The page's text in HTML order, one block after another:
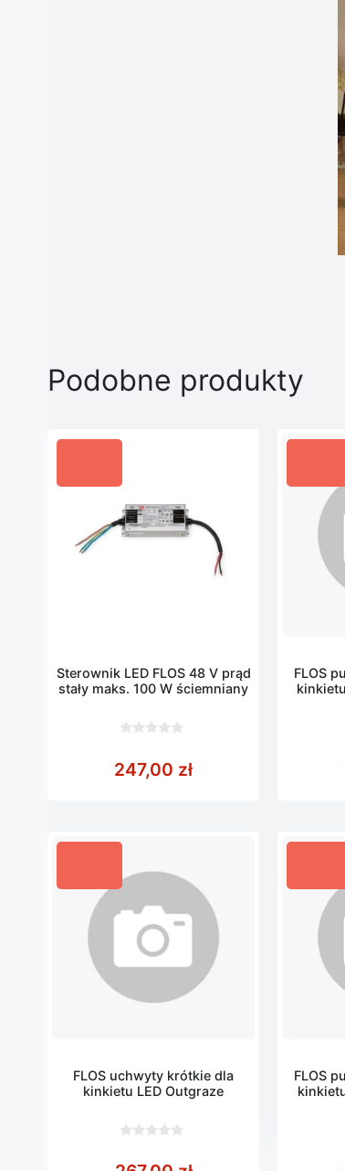
Podobne produkty
Sterownik LED FLOS 48 V prąd
stały maks. 100 W ściemniany
5
247,00 zł
FLOS
FLOS uchwyty krótkie dla
kinkietu LED Outgraze
FLOS